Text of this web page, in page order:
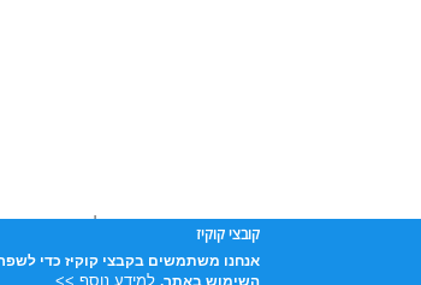
אוניברסיטת תל אביב עושה
שנעשה בתכנים אלה לדעתך
אוניברסיטת תל-אביב, ת.ד. 39040, תל-אביב 6997801
קובצי קוקיז
אנחנו משתמשים בקבצי קוקיז כדי
השימוש באתר. למידע נוסף >>